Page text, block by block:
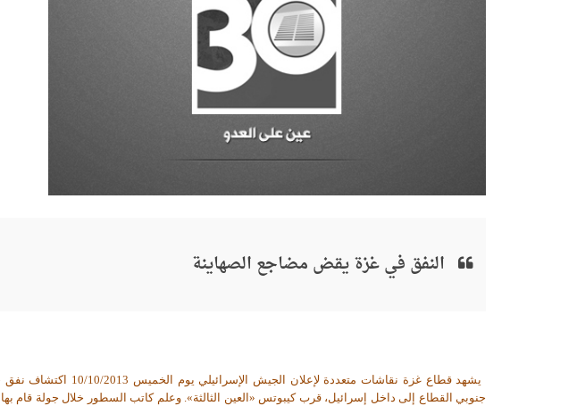
النفق في غزة يقض مضاجع الصهاينة
يشهد قطاع غزة نقاشات متعددة
جنوبي القطاع إلى داخل إسرائيل، قرب كيبوتس «العين الثالثة». وعلم كاتب السطور خلال جولة قام